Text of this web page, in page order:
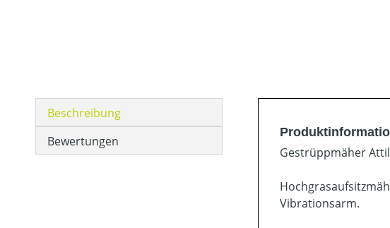
Beschreibung
Bewertungen
Gestrüppmäher
Vibrationsarm.